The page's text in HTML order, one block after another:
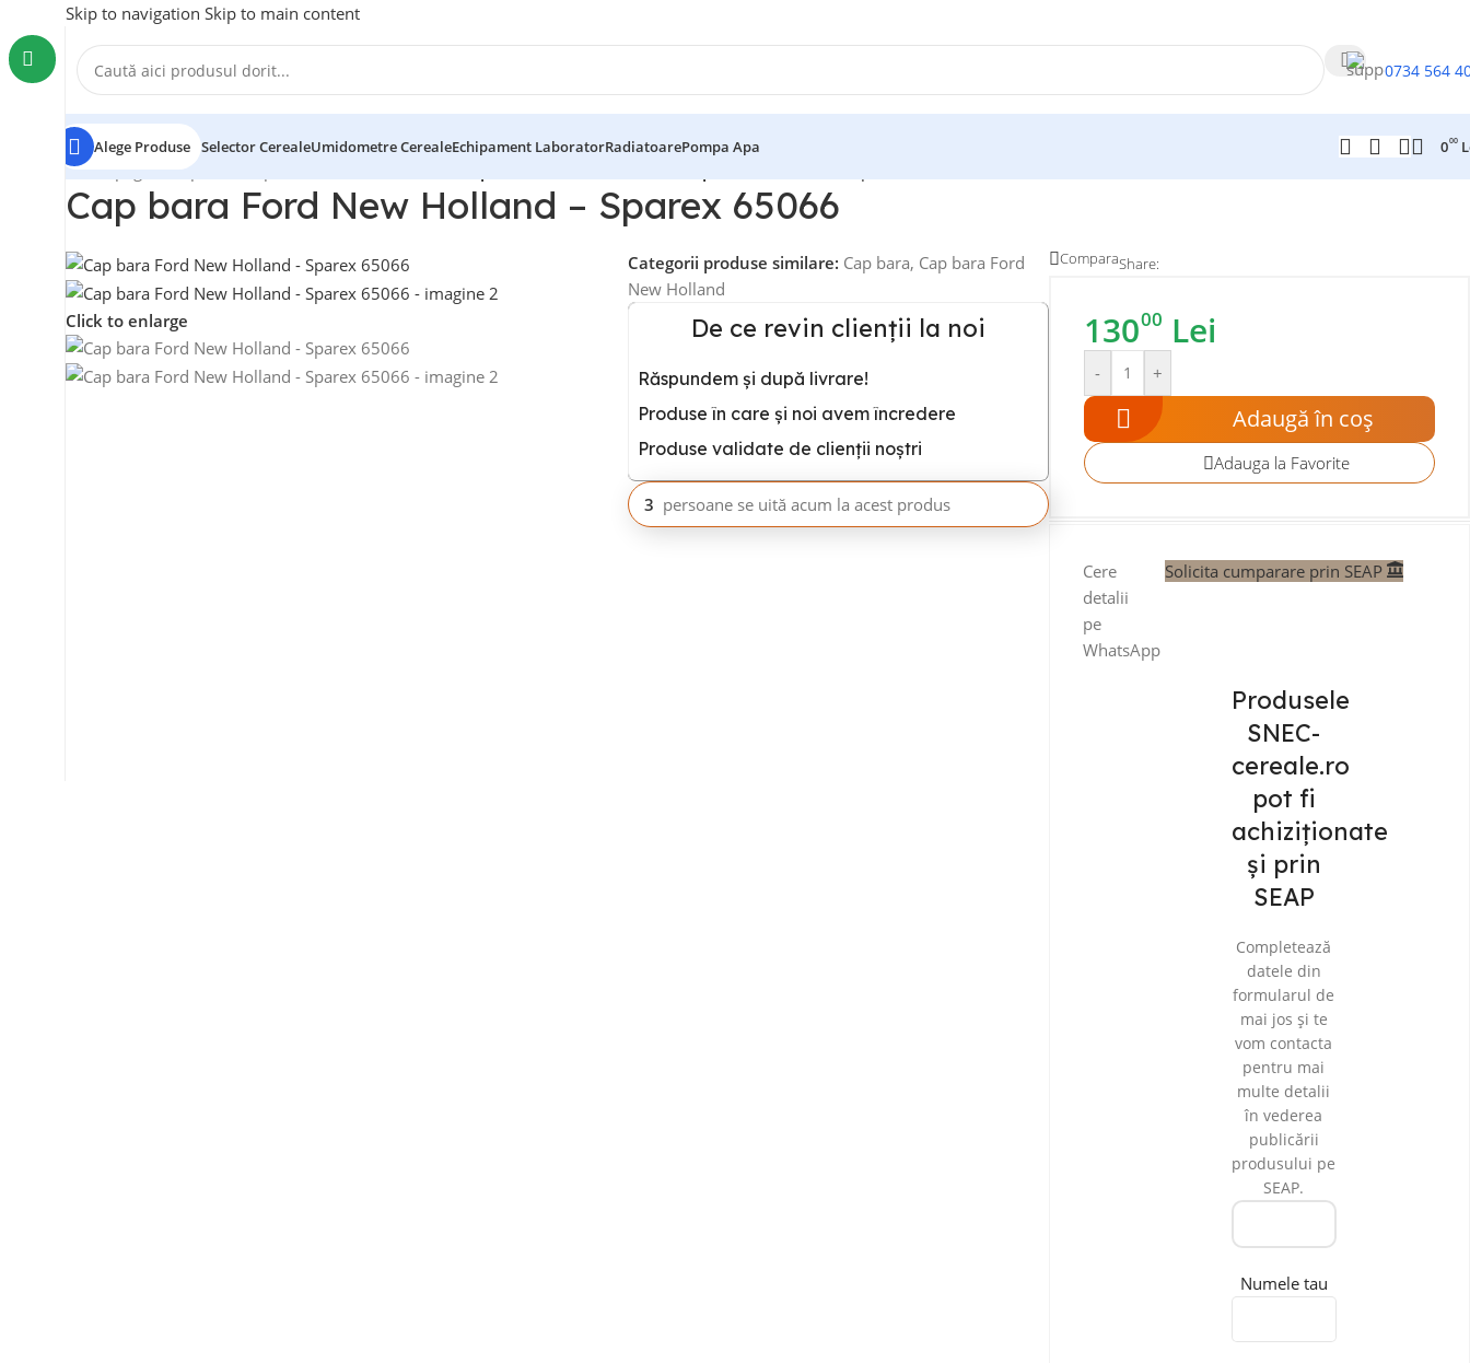
Skip to navigation Skip to main content
0734 564
Alege Produse Selector CerealeUmidometre CerealeEchipament LaboratorRadiatoarePompa Apa 000
Prima pagină/Cap bara
Cap bara Ford New Holland – Sparex 65066
Click to enlarge
Categorii produse similare: Cap bara, Cap bara Ford
New Holland
De ce revin clienții la noi
Răspundem și după livrare!
Produse în care și noi avem încredere
Produse validate de clienții noștri
3 persoane se uită acum la acest produs
ComparaShare:
13000 Lei
- +
Adaugă în coș
Adauga la Favorite
Cere
detalii
pe
WhatsApp
Solicita cumparare prin SEAP
Produsele
SNEC-
cereale.ro
pot fi
achiziționate
și prin
SEAP
Completează
datele din
formularul de
mai jos și te
vom contacta
pentru mai
multe detalii
în vederea
publicării
produsului pe
SEAP.
Numele tau